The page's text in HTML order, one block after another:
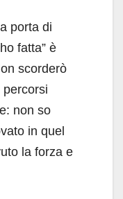
porta di
fatta” è
scorderò
non so
in quel
la forza e